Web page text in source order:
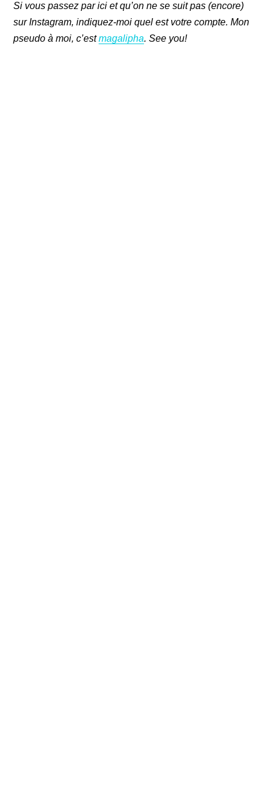
Si vous passez par ici et qu’on ne se suit pas (encore)
sur Instagram, indiquez-moi quel est votre compte. Mon
pseudo à moi, c’estmagalipha. See you!